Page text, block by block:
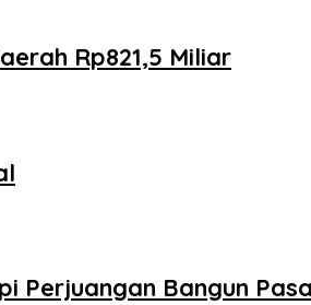
Rp821,5 Miliar
Perjuangan Bangun